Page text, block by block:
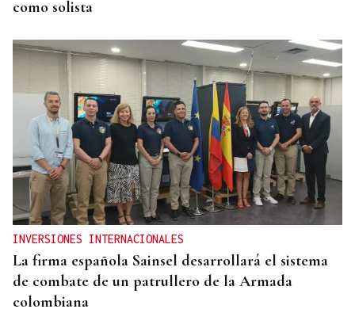
como solista
INVERSIONES INTERNACIONALES
La firma española Sainsel desarrollará el sistema
de combate de un patrullero de la Armada
colombiana